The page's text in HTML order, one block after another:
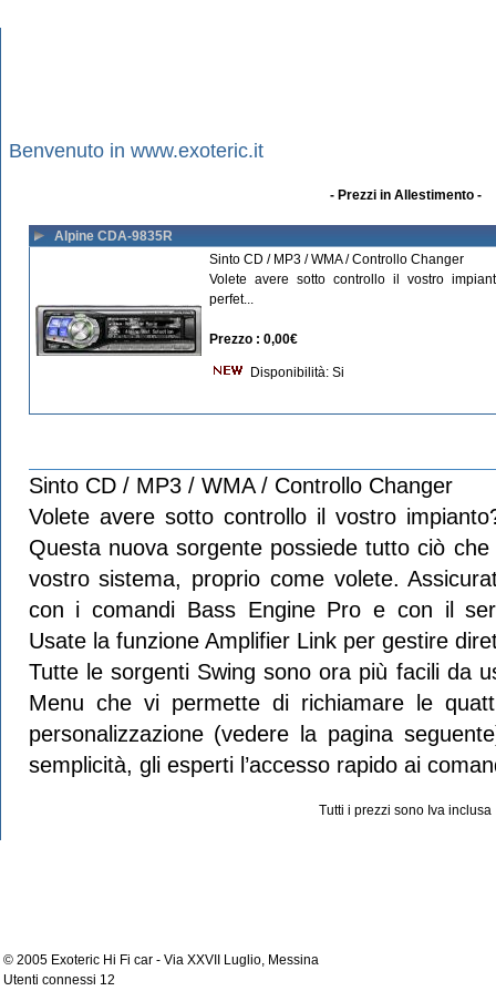
Benvenuto in www.exoteric.it
- Prezzi in Allestimento -
Alpine CDA-9835R
Sinto CD / MP3 / WMA / Controllo Changer
Volete avere sotto controllo il vostro
perfet...
Prezzo : 0,00€
Disponibilità: Si
Sinto CD / MP3 / WMA / Controllo Changer
Volete avere sotto controllo il vostro
Questa nuova sorgente possiede tutto ciò
vostro sistema, proprio come volete.
con i comandi Bass Engine Pro e con il
Usate la funzione Amplifier Link per gestire
Tutte le sorgenti Swing sono ora più facili da
Menu che vi permette di richiamare le
personalizzazione (vedere la pagina
semplicità, gli esperti l’accesso rapido ai
Tutti i prezzi sono Iva inclusa
© 2005 Exoteric Hi Fi car - Via XXVII Luglio, Messina
Utenti connessi 12